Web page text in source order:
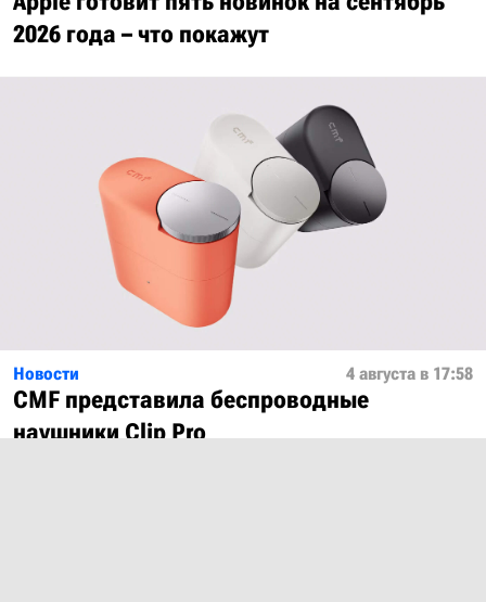
2026 года – что покажут
Новости 4 августа в 17:58
CMF представила беспроводные
наушники Clip Pro